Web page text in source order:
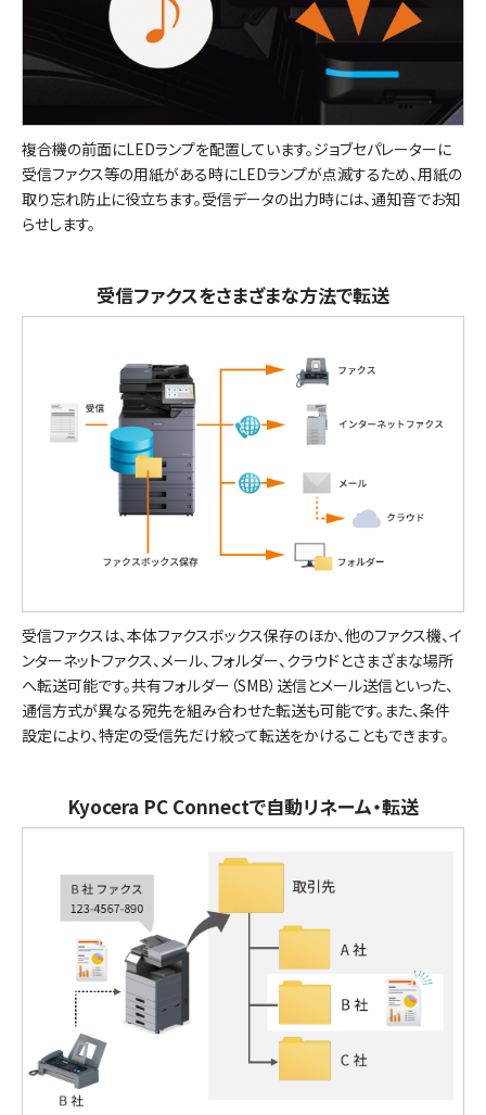
複合機の前面にLEDランプを配置しています。ジョブセパレーターに
受信ファクス等の用紙がある時にLEDランプが点滅するため、用紙の
取り忘れ防止に役立ちます。受信データの出力時には、通知音でお知
らせします。
受信ファクスをさまざまな方法で転送
受信ファクスは、本体ファクスボックス保存のほか、他のファクス機、イ
ンターネットファクス、メール、フォルダー、クラウドとさまざまな場所
へ転送可能です。共有フォルダー（SMB）送信とメール送信といった、
通信方式が異なる宛先を組み合わせた転送も可能です。また、条件
設定により、特定の受信先だけ絞って転送をかけることもできます。
Kyocera PC Connectで自動リネーム・転送